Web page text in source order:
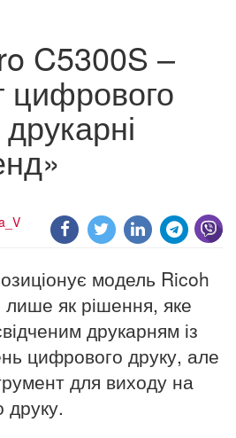
C5300S –
цифрового
модель Ricoh
як рішення, яке
друкарням із
цифрового друку, але
для виходу на
друку.